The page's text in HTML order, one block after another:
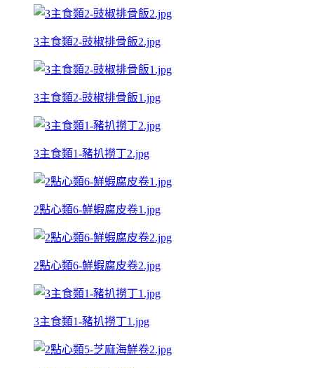
3主食類2-豉椒排骨飯2.jpg
3主食類2-豉椒排骨飯1.jpg
3主食類1-豬扒撈丁2.jpg
2點心類6-鮮蝦腐皮卷1.jpg
2點心類6-鮮蝦腐皮卷2.jpg
3主食類1-豬扒撈丁1.jpg